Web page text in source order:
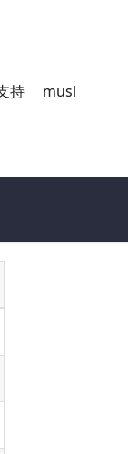
持 musl